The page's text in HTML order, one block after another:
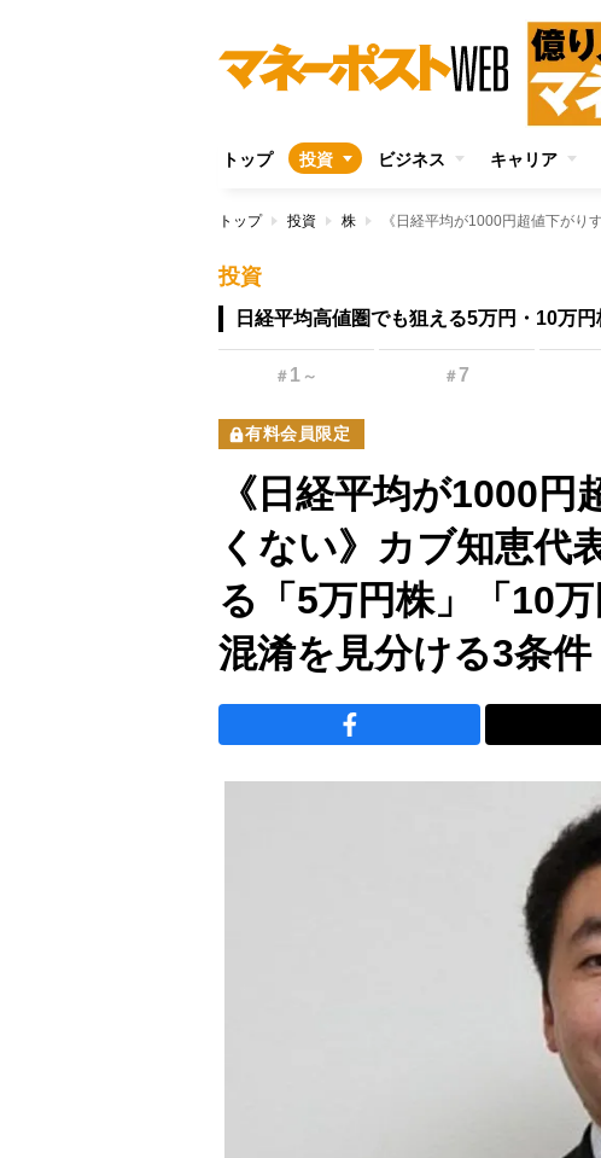
トップ 投資 ビジネス キャリア
トップ 投資 株
投資
日経平均高値圏でも狙える5万円・10万円
＃ 1 ～ ＃7
有料会員限定
《日経平均が1000
くない》カブ知恵代
る「5万円株」「10
混淆を見分ける3条件